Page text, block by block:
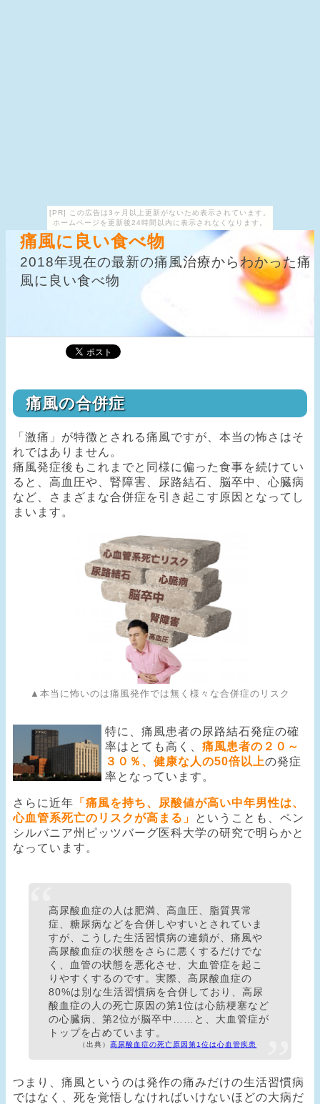
[PR] この広告は3ヶ月以上更新がないため表示されています。
ホームページを更新後24時間以内に表示されなくなります。
痛風に良い食べ物
2018年現在の最新の痛風治療からわかった痛
風に良い食べ物
痛風の合併症
「激痛」が特徴とされる痛風ですが、本当の怖さはそ
れではありません。
痛風発症後もこれまでと同様に偏った食事を続けてい
ると、高血圧や、腎障害、尿路結石、脳卒中、心臓病
など、さまざまな合併症を引き起こす原因となってし
まいます。
▲本当に怖いのは痛風発作では無く様々な合併症のリスク
特に、痛風患者の尿路結石発症の確
率はとても高く、 痛風患者の２０～
３０％、健康な人の50倍以上の発症
率となっています。
さらに近年 「痛風を持ち、尿酸値が高い中年男性は、
心血管系死亡のリスクが高まる」
ということも、ペン
シルバニア州ピッツバーグ医科大学の研究で明らかと
なっています。
高尿酸血症の人は肥満、高血圧、脂質異常
症、糖尿病などを合併しやすいとされていま
すが、こうした生活習慣病の連鎖が、痛風や
高尿酸血症の状態をさらに悪くするだけでな
く、血管の状態を悪化させ、大血管症を起こ
りやすくするのです。実際、高尿酸血症の
80%は別な生活習慣病を合併しており、高尿
酸血症の人の死亡原因の第1位は心筋梗塞など
の心臓病、第2位が脳卒中……と、大血管症が
トップを占めています。
高尿酸血症の死亡原因第1位は心血管疾患
つまり、痛風というのは発作の痛みだけの生活習慣病
ではなく、死を覚悟しなければいけないほどの大病だ